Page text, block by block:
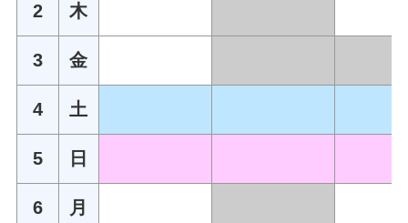
2 木
3 金
4 土
5 日
6 月